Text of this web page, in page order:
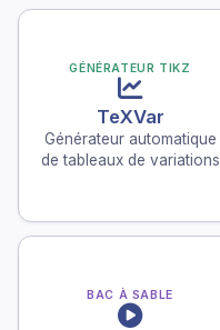
GÉNÉRATEUR TIKZ
TeXVar
Générateur automatique
de tableaux de variations
BAC À SABLE